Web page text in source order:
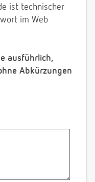
ist technischer
im Web
ausführlich,
Abkürzungen